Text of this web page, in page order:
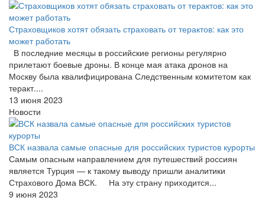
Страховщиков хотят обязать страховать от терактов: как это
может работать
В последние месяцы в российские регионы регулярно
прилетают боевые дроны. В конце мая атака дронов на
Москву была квалифицирована Следственным комитетом как
теракт....
13 июня 2023
Новости
ВСК назвала самые опасные для российских туристов курорты
Самым опасным направлением для путешествий россиян
является Турция — к такому выводу пришли аналитики
Страхового Дома ВСК. На эту страну приходится...
9 июня 2023